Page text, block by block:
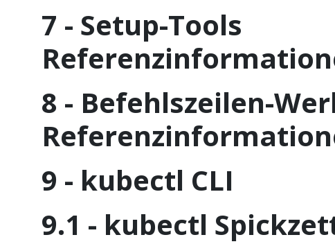
7 - Setup-Tools
8 - Befehlszeilen-
9 - kubectl CLI
9.1 - kubectl